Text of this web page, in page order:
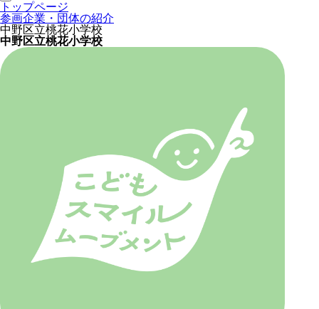
トップページ
参画企業・団体の紹介
中野区立桃花小学校
中野区立桃花小学校